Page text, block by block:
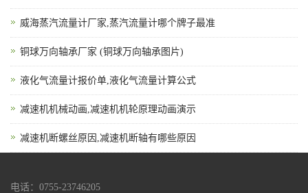
威海蒸汽流量计厂家,蒸汽流量计哪个牌子最准
铜球万向轴承厂家 (铜球万向轴承图片)
液化气流量计报价单,液化气流量计算公式
减速机机械动画,减速机机轮原理动画演示
减速机断螺丝原因,减速机断轴有哪些原因
电话：0755-23746205